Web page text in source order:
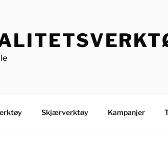
Skjærverktøy Kampanjer